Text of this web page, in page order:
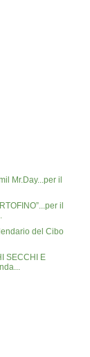
Mr.Day...per il
il
del Cibo
SECCHI E